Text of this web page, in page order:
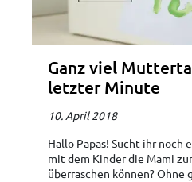
Ganz viel
letzter Minute
10. April 2018
Hallo Papas! Sucht ihr noch
mit dem Kinder die Mami
überraschen können? Ohne